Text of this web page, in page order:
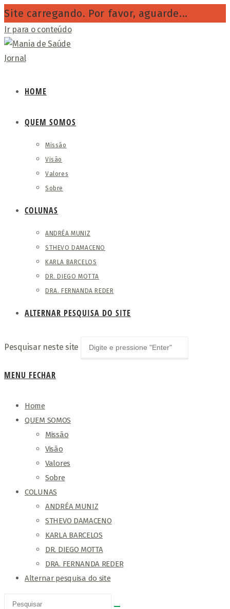
Site carregando. Por favor, aguarde...
Ir para o conteúdo
HOME
QUEM SOMOS
Missão
Visão
Valores
Sobre
COLUNAS
ANDRÉA MUNIZ
STHEVO DAMACENO
KARLA BARCELOS
DR. DIEGO MOTTA
DRA. FERNANDA REDER
ALTERNAR PESQUISA DO SITE
Pesquisar neste site
MENU FECHAR
Home
QUEM SOMOS
Missão
Visão
Valores
Sobre
COLUNAS
ANDRÉA MUNIZ
STHEVO DAMACENO
KARLA BARCELOS
DR. DIEGO MOTTA
DRA. FERNANDA REDER
Alternar pesquisa do site